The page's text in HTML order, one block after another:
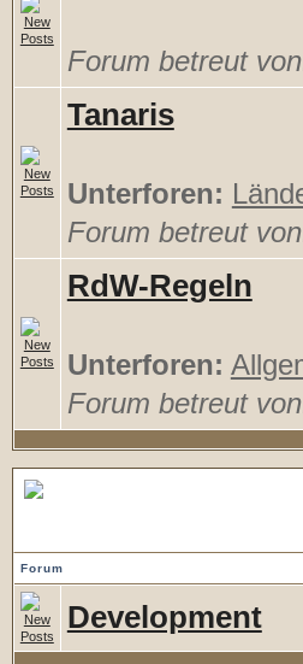
Forum betreut
Tanaris
Unterforen:
Forum betreut
RdW-Regeln
Unterforen:
Forum betreut
Forum
Development